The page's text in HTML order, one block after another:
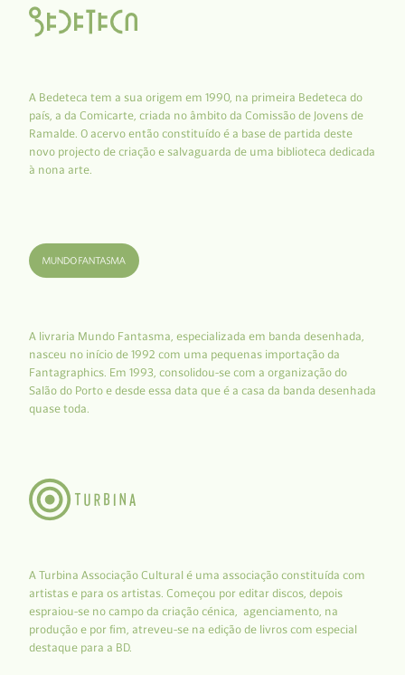
A Bedeteca tem a sua origem em 1990, na primeira Bedeteca do
país, a da Comicarte, criada no âmbito da Comissão de Jovens de
Ramalde. O acervo então constituído é a base de partida deste
novo projecto de criação e salvaguarda de uma biblioteca dedicada
à nona arte.
A livraria Mundo Fantasma, especializada em banda desenhada,
nasceu no início de 1992 com uma pequenas importação da
Fantagraphics. Em 1993, consolidou-se com a organização do
Salão do Porto e desde essa data que é a casa da banda desenhada
quase toda.
A Turbina Associação Cultural é uma associação constituída com
artistas e para os artistas. Começou por editar discos, depois
espraiou-se no campo da criação cénica, agenciamento, na
produção e por fim, atreveu-se na edição de livros com especial
destaque para a BD.